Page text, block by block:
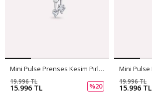
Mini Pulse Prenses Kesim Pırlanta Taşlı Beyaz Altın Tek Küpe
15.996 TL
19.996 TL
%20 15.996 TL
19.996 TL